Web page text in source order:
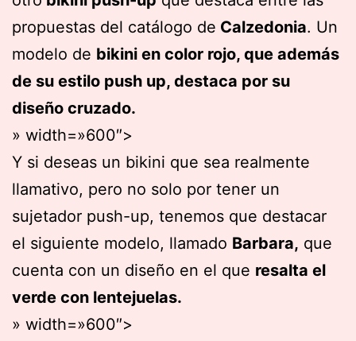
propuestas del catálogo de Calzedonia. Un
modelo de bikini en color rojo, que además
de su estilo push up, destaca por su
diseño cruzado.
» width=»600″>
Y si deseas un bikini que sea realmente
llamativo, pero no solo por tener un
sujetador push-up, tenemos que destacar
el siguiente modelo, llamado Barbara, que
cuenta con un diseño en el que resalta el
verde con lentejuelas.
» width=»600″>